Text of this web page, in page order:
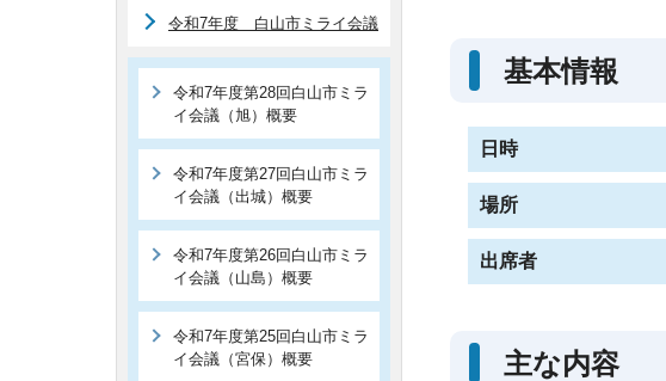
基本情報
日時
場所
出席者
主な内容
令和7年度 白山市ミライ会議
令和7年度第28回白山市ミラ
イ会議（旭）概要
令和7年度第27回白山市ミラ
イ会議（出城）概要
令和7年度第26回白山市ミラ
イ会議（山島）概要
令和7年度第25回白山市ミラ
イ会議（宮保）概要